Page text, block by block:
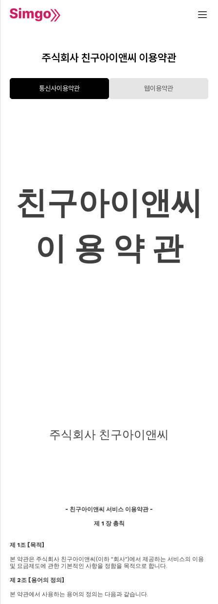
주식회사 친구아이앤씨 이용약관
통신사이용약관 웹이용약관
친구아이앤씨
이 용 약 관
주식회사 친구아이앤씨
- 친구아이앤씨 서비스 이용약관 -
제 1 장 총칙
제 1조 [목적]
본 약관은 주식회사 친구아이앤씨 (이하 “회사”)에서 제공하는 서비스의 이용
및 요금제도에 관한 기본적인 사항을 정함을 목적으로 합니다
제 2조 [용어의 정의]
본 약관에서 사용하는 용어의 정의는 다음과 같습니다